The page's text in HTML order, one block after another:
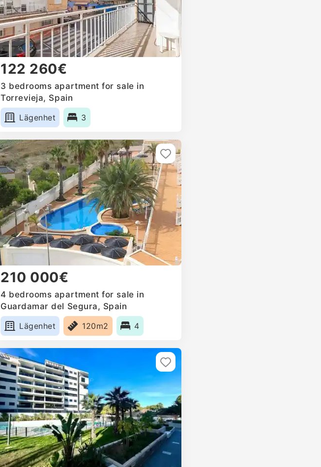
122 260€
3 bedrooms apartment for sale in
Torrevieja, Spain
Lägenhet
3
210 000€
4 bedrooms apartment for sale in
Guardamar del Segura, Spain
Lägenhet
120m2 4